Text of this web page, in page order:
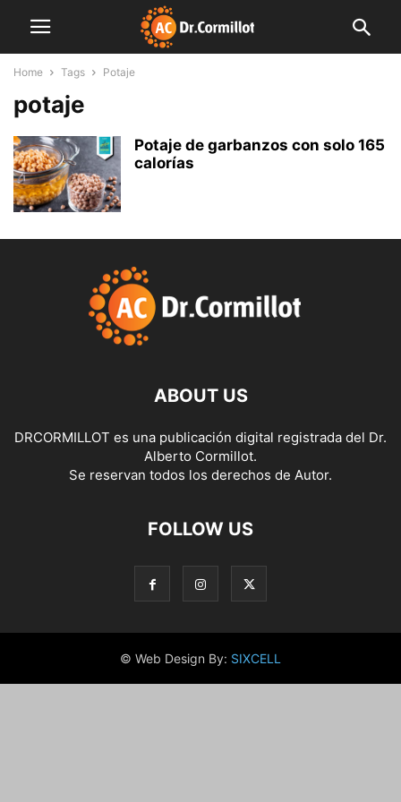
Home Tags Potaje
potaje
Potaje de garbanzos con solo 165
calorías
ABOUT US
DRCORMILLOT es una publicación digital registrada del Dr.
Alberto Cormillot.
Se reservan todos los derechos de Autor.
FOLLOW US
© Web Design By: SIXCELL